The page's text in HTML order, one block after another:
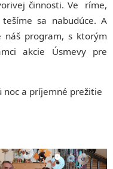
činnosti. Ve ríme,
sa nabudúce. A
náš program, s ktorým
akcie Úsmevy pre
noc a príjemné prežitie